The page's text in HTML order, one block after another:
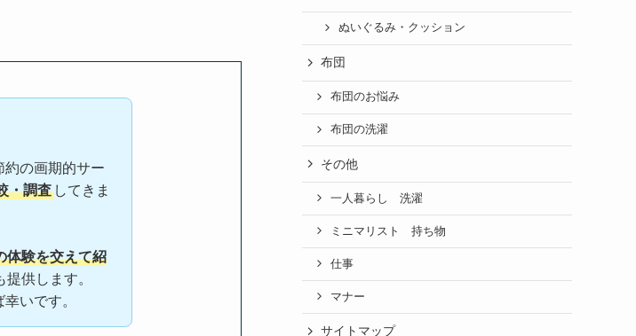
約の画期的サー
・調査 してきま
体験を交えて紹
提供します。
いです。
ぬいぐるみ・クッション
布団
布団のお悩み
布団の洗濯
その他
一人暮らし 洗濯
ミニマリスト 持ち物
仕事
マナー
サイトマップ